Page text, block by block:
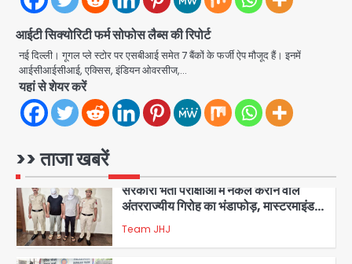
आईटी सिक्योरिटी फर्म सोफोस लैब्स की रिपोर्ट
नई दिल्ली। गूगल प्ले स्टोर पर एसबीआई समेत 7 बैंकों के फर्जी ऐप मौजूद हैं। इनमें
आईसीआईसीआई, एक्सिस, इंडियन ओवरसीज,…
यहां से शेयर करें
>> ताजा खबरें
1
Har Ghar Tiranga Campaign:
गौतमबुद्धनगर में 9 से 17 अगस्त तक चलेगा जन-
जागरूकता महाअभियान, डीएम ने की समीक्षा
बैठक
Avinash Kumar
2
एंटी-बर्गलरी सेल की बड़ी कामयाबी, चोरी के
माल की खरीद-फरोख्त करने वाले गिरोह का
3
सरकारी भर्ती परीक्षाओं में नकल कराने वाले
अंतरराज्यीय गिरोह का भंडाफोड़, मास्टरमाइंड
समेत 7 गिरफ्तार
Team JHJ